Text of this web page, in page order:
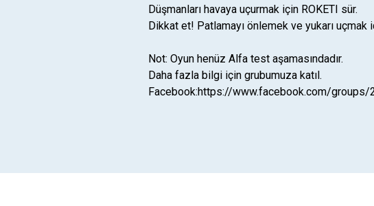
Düşmanları havaya uçurmak için ROKETI sür.
Dikkat et! Patlamayı önlemek ve yukarı uçmak
Not: Oyun henüz Alfa test aşamasındadır.
Daha fazla bilgi için grubumuza katıl.
Facebook:https://www.facebook.com/